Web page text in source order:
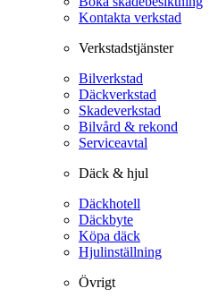
Kontakta verkstad
Verkstadstjänster
Bilverkstad
Däckverkstad
Skadeverkstad
Bilvård & rekond
Serviceavtal
Däck & hjul
Däckhotell
Däckbyte
Köpa däck
Hjulinställning
Övrigt